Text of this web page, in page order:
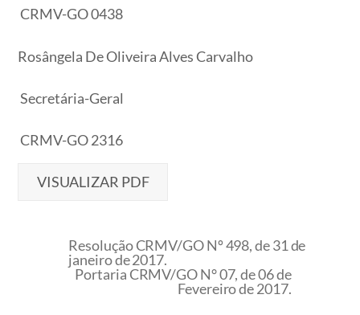
CRMV-GO 0438
Rosângela De Oliveira Alves Carvalho
Secretária-Geral
CRMV-GO 2316
VISUALIZAR PDF
Resolução CRMV/GO Nº 498, de 31 de
janeiro de 2017.
Portaria CRMV/GO N° 07, de 06 de
Fevereiro de 2017.